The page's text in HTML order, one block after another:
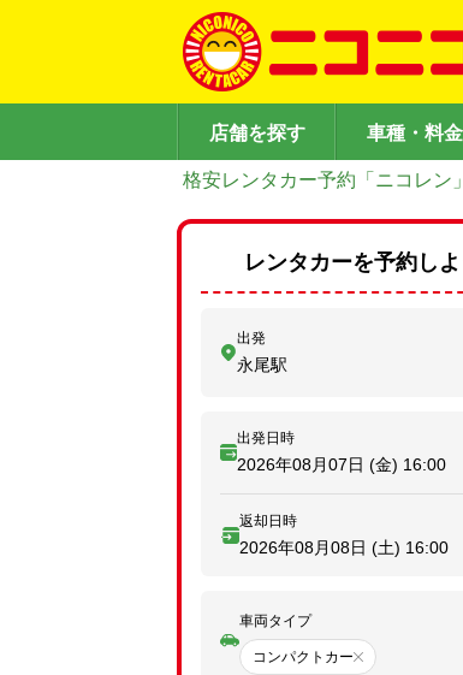
店舗を探す 車種・料金
格安レンタカー予約「ニコレン」
レンタカーを予約しよ
出発
永尾駅
出発日時
2026年08月07日 (金) 16:00
返却日時
2026年08月08日 (土) 16:00
車両タイプ
コンパクトカー